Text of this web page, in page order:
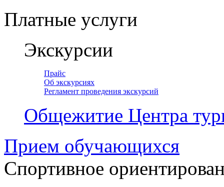
Платные услуги
Экскурсии
Прайс
Об экскурсиях
Регламент проведения экскурсий
Общежитие Центра
Прием обучающихся
Спортивное